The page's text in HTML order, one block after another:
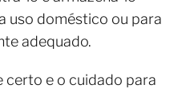
uso doméstico ou para
adequado.
certo e o cuidado para